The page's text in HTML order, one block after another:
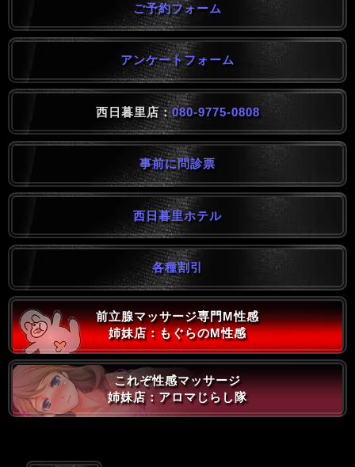
ご予約フォーム
アンケートフォーム
西日暮里店：080-9775-0808
事前に問診票
西日暮里ホテル
各種割引
前立腺マッサージ専門M性感
姉妹店：もぐらのM性感
これぞ性感マッサージ
姉妹店：アロマじらし隊